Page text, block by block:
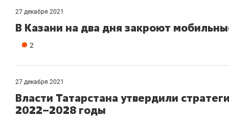
27 декабря 2021
В Казани на два дня закроют
2
27 декабря 2021
Власти Татарстана утвердили
2022–2028 годы